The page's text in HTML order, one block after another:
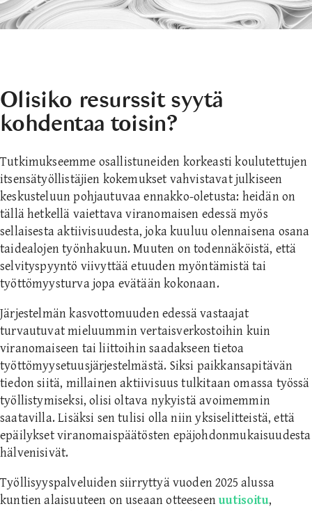
Olisiko resurssit syytä
kohdentaa toisin?
Tutkimukseemme osallistuneiden korkeasti koulutettujen
itsensätyöllistäjien kokemukset vahvistavat julkiseen
keskusteluun pohjautuvaa ennakko-oletusta: heidän on
tällä hetkellä vaiettava viranomaisen edessä myös
sellaisesta aktiivisuudesta, joka kuuluu olennaisena osana
taidealojen työnhakuun. Muuten on todennäköistä, että
selvityspyyntö viivyttää etuuden myöntämistä tai
työttömyysturva jopa evätään kokonaan.
Järjestelmän kasvottomuuden edessä vastaajat
turvautuvat mieluummin vertaisverkostoihin kuin
viranomaiseen tai liittoihin saadakseen tietoa
työttömyysetuusjärjestelmästä. Siksi paikkansapitävän
tiedon siitä, millainen aktiivisuus tulkitaan omassa työssä
työllistymiseksi, olisi oltava nykyistä avoimemmin
saatavilla. Lisäksi sen tulisi olla niin yksiselitteistä, että
epäilykset viranomaispäätösten epäjohdonmukaisuudesta
hälvenisivät.
Työllisyyspalveluiden siirryttyä vuoden 2025 alussa
kuntien alaisuuteen on useaan otteeseenuutisoitu,